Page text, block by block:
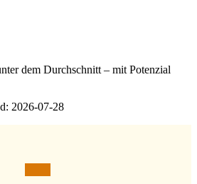
dem Durchschnitt – mit Potenzial
2026-07-28